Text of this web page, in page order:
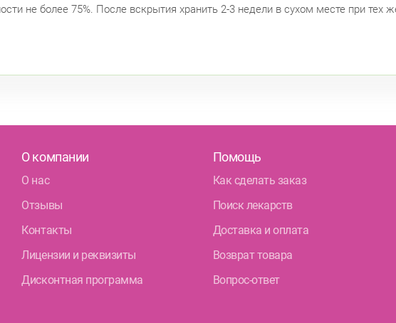
не более 75%. После вскрытия хранить 2-3 недели в сухом месте при тех
О компании
О нас
Отзывы
Контакты
Лицензии и реквизиты
Дисконтная программа
Помощь
Как сделать заказ
Поиск лекарств
Доставка и оплата
Возврат товара
Вопрос-ответ